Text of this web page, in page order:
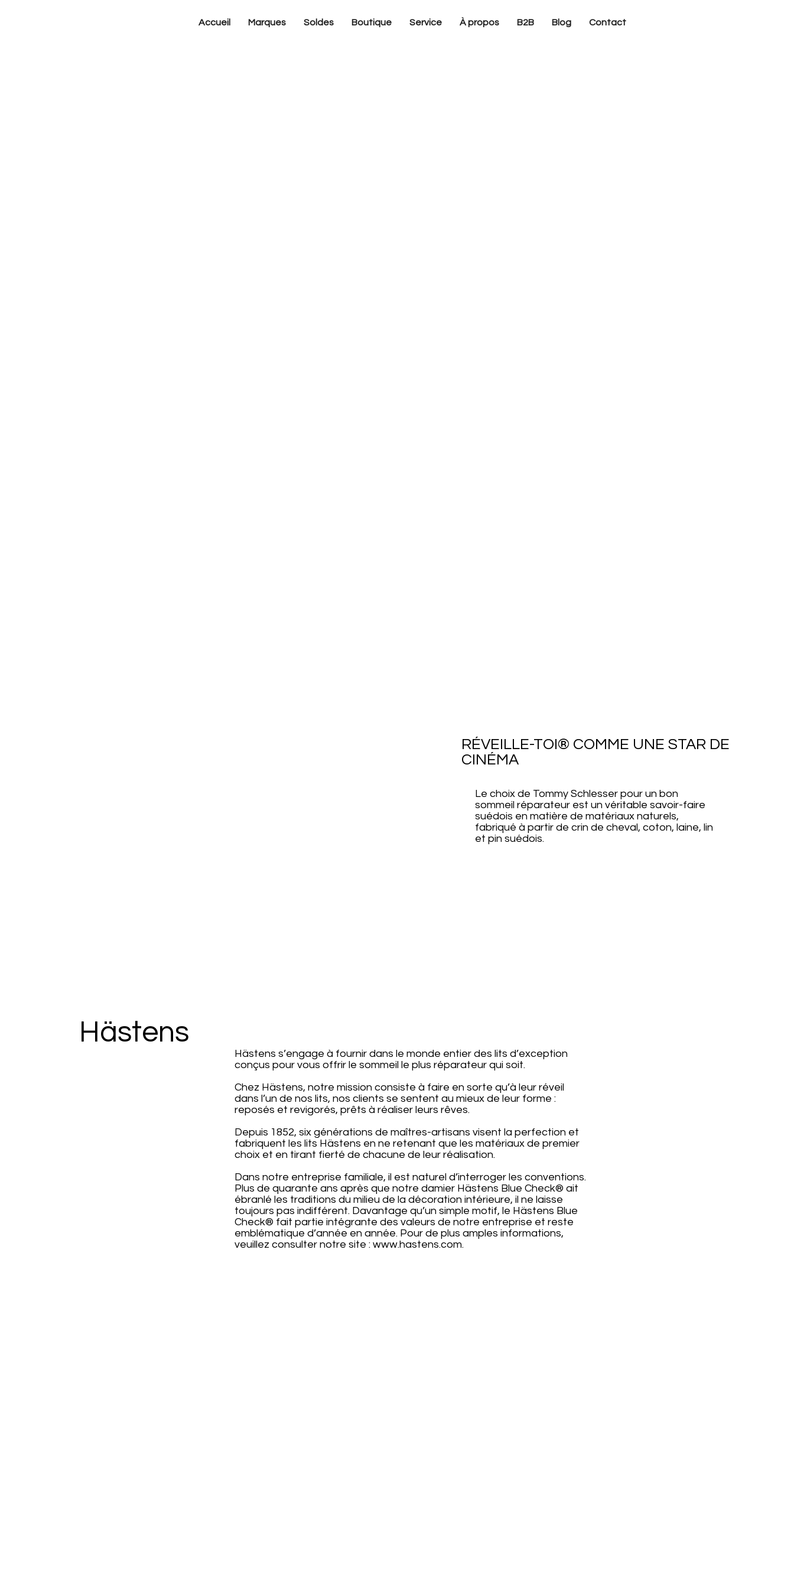
Accueil Marques Soldes Boutique Service À propos B2B Blog Contact
Hästens
Hästens s’engage à fournir dans le monde entier des lits d’exception
conçus pour vous offrir le sommeil le plus réparateur qui soit.
Chez Hästens, notre mission consiste à faire en sorte qu’à leur réveil
dans l’un de nos lits, nos clients se sentent au mieux de leur forme :
reposés et revigorés, prêts à réaliser leurs rêves.
Depuis 1852, six générations de maîtres-artisans visent la perfection et
fabriquent les lits Hästens en ne retenant que les matériaux de premier
choix et en tirant fierté de chacune de leur réalisation.
Dans notre entreprise familiale, il est naturel d’interroger les conventions.
Plus de quarante ans après que notre damier Hästens Blue Check® ait
ébranlé les traditions du milieu de la décoration intérieure, il ne laisse
toujours pas indifférent. Davantage qu’un simple motif, le Hästens Blue
Check® fait partie intégrante des valeurs de notre entreprise et reste
emblématique d’année en année. Pour de plus amples informations,
veuillez consulter notre site : www.hastens.com.
RÉVEILLE-TOI® COMME UNE STAR DE
CINÉMA
Le choix de Tommy Schlesser pour un bon
sommeil réparateur est un véritable savoir-faire
suédois en matière de matériaux naturels,
fabriqué à partir de crin de cheval, coton, laine, lin
et pin suédois.